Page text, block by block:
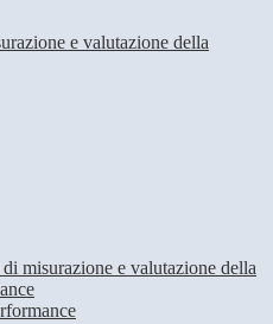
e valutazione della
di misurazione e valutazione della